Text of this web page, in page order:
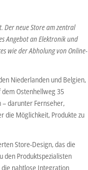
Der neue Store am zentral
Angebot an Elektronik und
wie der Abholung von Online-
Niederlanden und Belgien,
Ostenhellweg 35
darunter Fernseher,
die Möglichkeit, Produkte zu
Store-Design, das die
den Produktspezialisten
nahtlose Integration